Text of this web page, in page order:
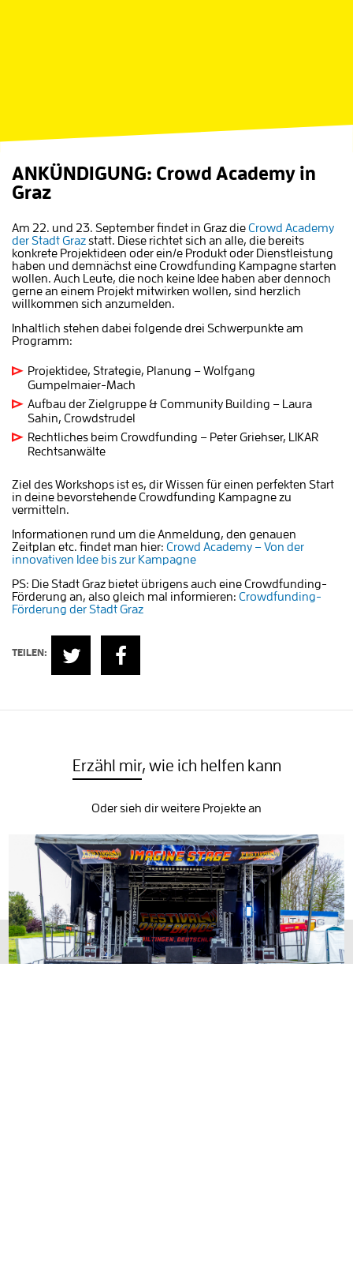
ANKÜNDIGUNG: Crowd Academy in
Graz
Am 22. und 23. September findet in Graz dieCrowd Academy
der Stadt Graz statt. Diese richtet sich an alle, die bereits
konkrete Projektideen oder ein/e Produkt oder Dienstleistung
haben und demnächst eine Crowdfunding Kampagne starten
wollen. Auch Leute, die noch keine Idee haben aber dennoch
gerne an einem Projekt mitwirken wollen, sind herzlich
willkommen sich anzumelden.
Inhaltlich stehen dabei folgende drei Schwerpunkte am
Programm:
Projektidee, Strategie, Planung – Wolfgang
Gumpelmaier-Mach
Aufbau der Zielgruppe & Community Building – Laura
Sahin, Crowdstrudel
Rechtliches beim Crowdfunding – Peter Griehser, LIKAR
Rechtsanwälte
Ziel des Workshops ist es, dir Wissen für einen perfekten Start
in deine bevorstehende Crowdfunding Kampagne zu
vermitteln.
Informationen rund um die Anmeldung, den genauen
Zeitplan etc. findet man hier: Crowd Academy – Von der
innovativen Idee bis zur Kampagne
PS: Die Stadt Graz bietet übrigens auch eine Crowdfunding-
Förderung an, also gleich mal informieren: Crowdfunding-
Förderung der Stadt Graz
TEILEN:
Erzähl mir, wie ich helfen kann
Oder sieh dir weitere Projekte an